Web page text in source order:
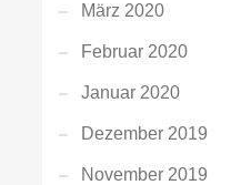
März 2020
Februar 2020
Januar 2020
Dezember 2019
November 2019